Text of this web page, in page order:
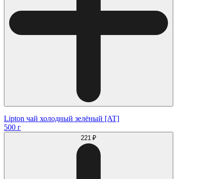
Lipton чай холодный зелёный [AT]
500 г
221 ₽